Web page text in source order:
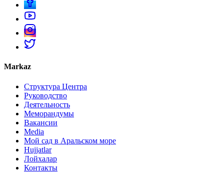
Markaz
Структура Центра
Руководство
Деятельность
Меморандумы
Вакансии
Media
Мой сад в Аральском море
Hujjatlar
Лойхалар
Контакты